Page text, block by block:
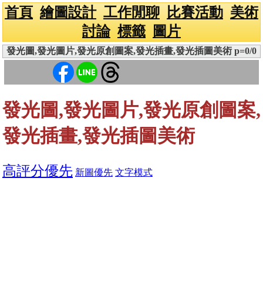
首頁 繪圖設計 工作閒聊 比賽活動 美術
討論 標籤 圖片
發光圖,發光圖片,發光原創圖案,發光插畫,發光插圖美術 p=0/0
發光圖,發光圖片,發光原創圖案,
發光插畫,發光插圖美術
高評分優先 新圖優先 文字模式